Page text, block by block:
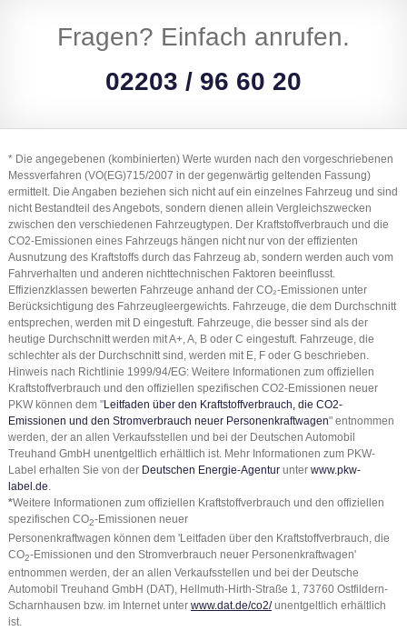
Fragen? Einfach anrufen.
02203 / 96 60 20
* Die angegebenen (kombinierten) Werte wurden nach den vorgeschriebenen
Messverfahren (VO(EG)715/2007 in der gegenwärtig geltenden Fassung)
ermittelt. Die Angaben beziehen sich nicht auf ein einzelnes Fahrzeug und sind
nicht Bestandteil des Angebots, sondern dienen allein Vergleichszwecken
zwischen den verschiedenen Fahrzeugtypen. Der Kraftstoffverbrauch und die
CO2-Emissionen eines Fahrzeugs hängen nicht nur von der effizienten
Ausnutzung des Kraftstoffs durch das Fahrzeug ab, sondern werden auch vom
Fahrverhalten und anderen nichttechnischen Faktoren beeinflusst.
Effizienzklassen bewerten Fahrzeuge anhand der CO₂-Emissionen unter
Berücksichtigung des Fahrzeugleergewichts. Fahrzeuge, die dem Durchschnitt
entsprechen, werden mit D eingestuft. Fahrzeuge, die besser sind als der
heutige Durchschnitt werden mit A+, A, B oder C eingestuft. Fahrzeuge, die
schlechter als der Durchschnitt sind, werden mit E, F oder G beschrieben.
Hinweis nach Richtlinie 1999/94/EG: Weitere Informationen zum offiziellen
Kraftstoffverbrauch und den offiziellen spezifischen CO2-Emissionen neuer
PKW können dem "Leitfaden über den Kraftstoffverbrauch, die CO2-
Emissionen und den Stromverbrauch neuer Personenkraftwagen" entnommen
werden, der an allen Verkaufsstellen und bei der Deutschen Automobil
Treuhand GmbH unentgeltlich erhältlich ist. Mehr Informationen zum PKW-
Label erhalten Sie von der Deutschen Energie-Agenturunter www.pkw-
label.de.
*Weitere Informationen zum offiziellen Kraftstoffverbrauch und den offiziellen
spezifischen CO2-Emissionen neuer
Personenkraftwagen können dem 'Leitfaden über den Kraftstoffverbrauch, die
CO2-Emissionen und den Stromverbrauch neuer Personenkraftwagen'
entnommen werden, der an allen Verkaufsstellen und bei der Deutsche
Automobil Treuhand GmbH (DAT), Hellmuth-Hirth-Straße 1, 73760 Ostfildern-
Scharnhausen bzw. im Internet unter www.dat.de/co2/unentgeltlich erhältlich
ist.